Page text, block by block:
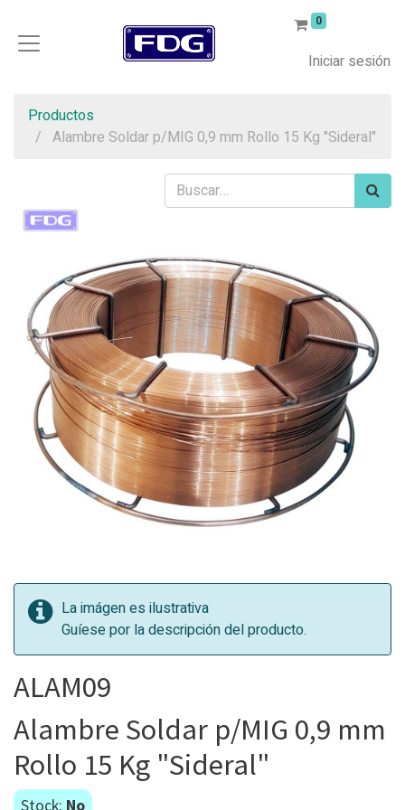
0
Iniciar sesión
Productos
Alambre Soldar p/MIG 0,9 mm Rollo 15 Kg "Sideral"
La imágen es ilustrativa
Guíese por la descripción del producto.
ALAM09
Alambre Soldar p/MIG 0,9 mm
Rollo 15 Kg "Sideral"
Stock: No